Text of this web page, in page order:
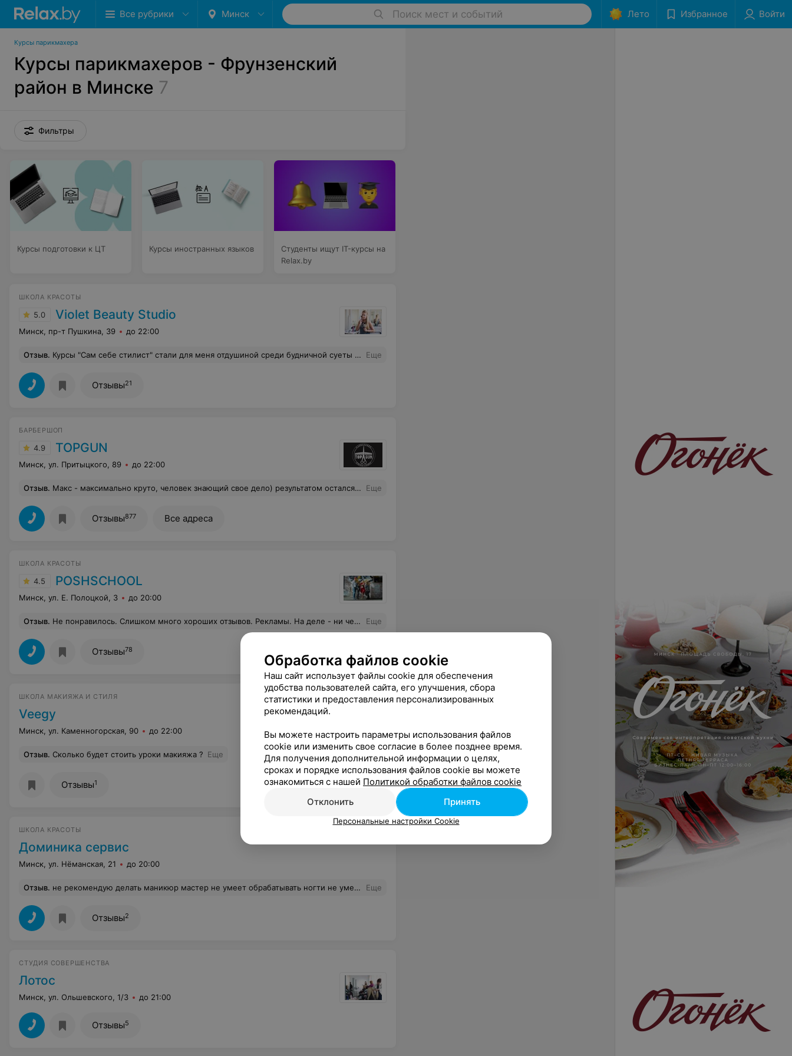
Все рубрики Минск Поиск мест и событий Лето Избранное Войти
Курсы парикмахера
Курсы парикмахеров - Фрунзенский
район в Минске 7
Фильтры
Курсы подготовки к ЦТ Курсы иностранных языков
Студенты ищут IT-курсы на
Relax.by
ШКОЛА КРАСОТЫ
5.0 Violet Beauty Studio
Минск, пр-т Пушкина, 39 до 22:00
Отзыв. Курсы "Сам себе стилист" стали для меня отдушиной среди будничной суеты декретного отпуска. Нет, материнство - это прекрасно, но как же хочется отвлечься на себя, прийти в великолепную студию с милыми девочками и окунуться в мир кистей и перламутра. На занятиях я забывала обо всем и была увлечена растушёвкой теней, скрупулёзным прорисовыванием стрелок, скульптурированием лица, накручиванием прядей волос на плойку и многим многим другим. Оказалось что румяна, я до этого времени, наносила неправильно. Могу сказать что теперь я критичнее стала относиться к макияжу окружающих людей. Огромное спасибо преподавателям школы за дельные советы, помощь, терпение и внимательность! На последнем занятии мне не хотелось прощаться, с удовольствием бы пришла на продолжение курса, если преподаватели его организуют. Удачи мастерам Селфи студии, вы несёте красоту в массы, спасибо! Еще
Отзывы21
БАРБЕРШОП
4.9 TOPGUN
Минск, ул. Притыцкого, 89 до 22:00
Отзыв. Макс - максимально круто, человек знающий свое дело) результатом остался доволен , красиво, качественно, аккуратно, обязательно вернусь ещё) Еще
Отзывы877 Все адреса
ШКОЛА КРАСОТЫ
4.5 POSHSCHOOL
Минск, ул. Е. Полоцкой, 3 до 20:00
Отзыв. Не понравилось. Слишком много хороших отзывов. Рекламы. На деле - ни чего. Для новичков которые не разбираются - сойдет. Для мастеров которые разбираются -навряд ли. Еще
Отзывы78
ШКОЛА МАКИЯЖА И СТИЛЯ
Veegy
Минск, ул. Каменногорская, 90 до 22:00
Отзыв. Сколько будет стоить уроки макияжа ? Еще
Отзывы1
ШКОЛА КРАСОТЫ
Доминика сервис
Минск, ул. Нёманская, 21 до 20:00
Отзыв. не рекомендую делать маникюр мастер не умеет обрабатывать ногти не умеет наносить лак и это выпускница этого центра делайте выводы сами Еще
Отзывы2
СТУДИЯ СОВЕРШЕНСТВА
Лотос
Минск, ул. Ольшевского, 1/3 до 21:00
Отзывы5
Обработка файлов cookie
Наш сайт использует файлы cookie для обеспечения
удобства пользователей сайта, его улучшения, сбора
статистики и предоставления персонализированных
рекомендаций.
Вы можете настроить параметры использования файлов
cookie или изменить свое согласие в более позднее время.
Для получения дополнительной информации о целях,
сроках и порядке использования файлов cookie вы можете
ознакомиться с нашей Политикой обработки файлов cookie
Отклонить
Принять
Персональные настройки Cookie